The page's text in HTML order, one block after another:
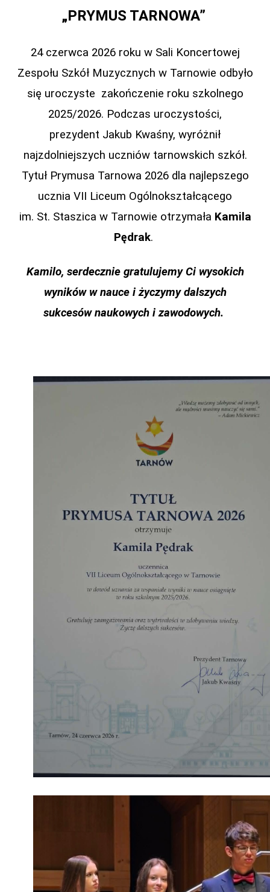
„PRYMUS TARNOWA”
24 czerwca 2026 roku w Sali Koncertowej
Zespołu Szkół Muzycznych w Tarnowie odbyło
się uroczyste zakończenie roku szkolnego
2025/2026. Podczas uroczystości,
prezydent Jakub Kwaśny, wyróżnił
najzdolniejszych uczniów tarnowskich szkół.
Tytuł Prymusa Tarnowa 2026 dla najlepszego
ucznia VII Liceum Ogólnokształcącego
im. St. Staszica w Tarnowie otrzymała Kamila
Pędrak.
Kamilo, serdecznie gratulujemy Ci wysokich
wyników w nauce i życzymy dalszych
sukcesów naukowych i zawodowych.